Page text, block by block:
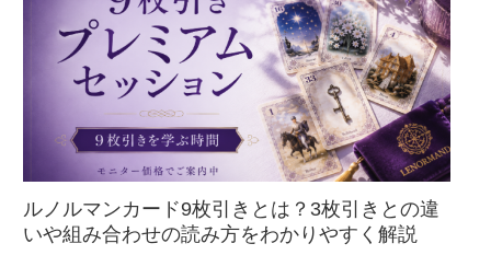
ルノルマンカード9枚引きとは？3枚引きとの違
いや組み合わせの読み方をわかりやすく解説